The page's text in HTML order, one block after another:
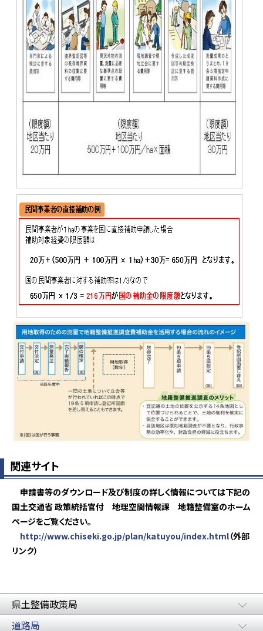
関連サイト
申請書等のダウンロード及び制度の詳しく情報については下記の
国土交通省 政策統括官付 地理空間情報課 地籍整備室のホーム
ページをご覧ください。
http://www.chiseki.go.jp/plan/katuyou/index.html（外部
リンク）
県土整備政策局
道路局